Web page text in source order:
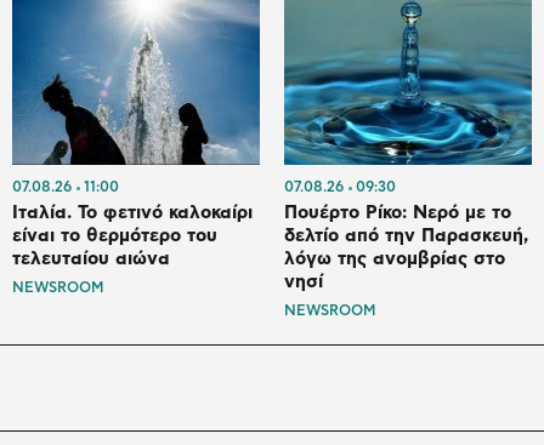
07.08.26 11:00
Ιταλία. To φετινό καλοκαίρι
είναι το θερμότερο του
τελευταίου αιώνα
NEWSROOM
07.08.26 09:30
Πουέρτο Ρίκο: Νερό με το
δελτίο από την Παρασκευή,
λόγω της ανομβρίας στο
νησί
NEWSROOM